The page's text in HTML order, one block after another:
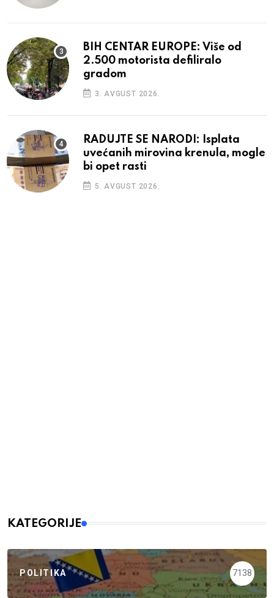
BIH CENTAR EUROPE: Više od
2.500 motorista defiliralo
gradom
3. AVGUST 2026.
RADUJTE SE NARODI: Isplata
uvećanih mirovina krenula, mogle
bi opet rasti
5. AVGUST 2026.
KATEGORIJE
POLITIKA 7138